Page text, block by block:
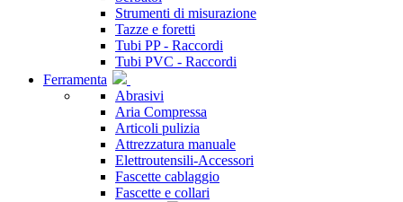
Strumenti di misurazione
Tazze e foretti
Tubi PP - Raccordi
Tubi PVC - Raccordi
Ferramenta
Abrasivi
Aria Compressa
Articoli pulizia
Attrezzatura manuale
Elettroutensili-Accessori
Fascette cablaggio
Fascette e collari